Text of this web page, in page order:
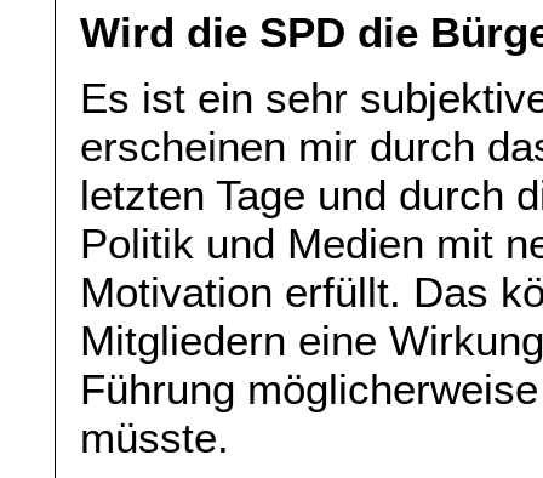
Wird die SPD die
Es ist ein sehr
erscheinen mir durch
letzten Tage und durch
Politik und Medien mit
Motivation erfüllt. Das
Mitgliedern eine
Führung
müsste.